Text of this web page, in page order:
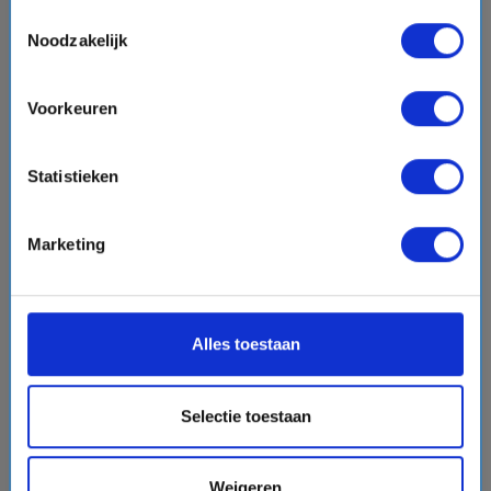
Noodzakelijk
Voorkeuren
Statistieken
Marketing
Alles toestaan
Selectie toestaan
Vergelijk
#Familiecruises
favorite